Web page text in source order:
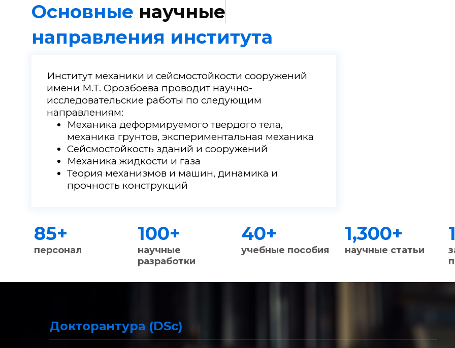
Основные научные
направления института
Институт механики и сейсмостойкости сооружений
имени М.Т. Орозбоева проводит научно-
исследовательские работы по следующим
направлениям:
Механика деформируемого твердого тела,
механика грунтов, экспериментальная механика
Сейсмостойкость зданий и сооружений
Механика жидкости и газа
Теория механизмов и машин, динамика и
прочность конструкций
85+
персонал
100+
научные
разработки
40+
учебные пособия
1,300+
научные статьи
Докторантура (DSc)